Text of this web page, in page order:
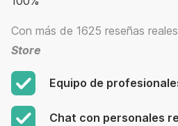
Con más de 1625 reseñas
Store
Equipo de
Chat con personales